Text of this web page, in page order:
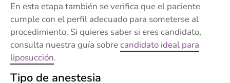
En esta etapa también se verifica que el paciente
cumple con el perfil adecuado para someterse al
procedimiento. Si quieres saber si eres candidato,
consulta nuestra guía sobrecandidato ideal para
liposucción.
Tipo de anestesia